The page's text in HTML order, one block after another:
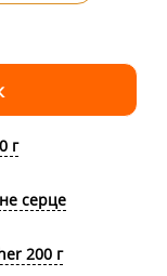
г
серце
200 г